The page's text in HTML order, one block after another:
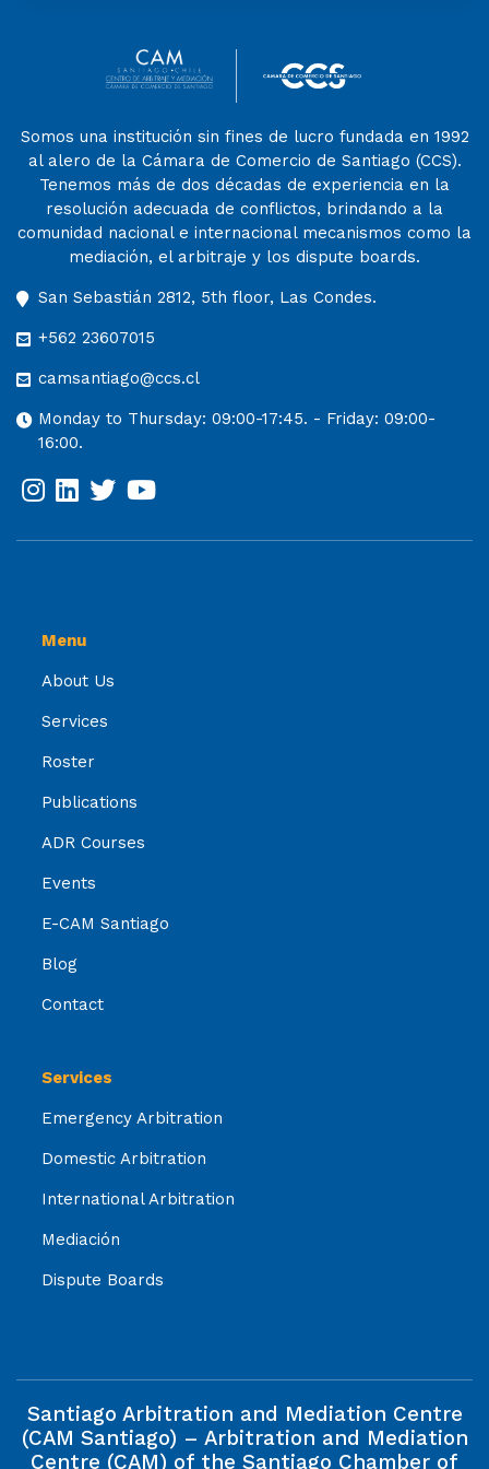
Somos una institución sin fines de lucro fundada en 1992
al alero de la Cámara de Comercio de Santiago (CCS).
Tenemos más de dos décadas de experiencia en la
resolución adecuada de conflictos, brindando a la
comunidad nacional e internacional mecanismos como la
mediación, el arbitraje y los dispute boards.
San Sebastián 2812, 5th floor, Las Condes.
+562 23607015
camsantiago@ccs.cl
Monday to Thursday: 09:00-17:45. - Friday: 09:00-
16:00.
Menu
About Us
Services
Roster
Publications
ADR Courses
Events
E-CAM Santiago
Blog
Contact
Services
Emergency Arbitration
Domestic Arbitration
International Arbitration
Mediación
Dispute Boards
Santiago Arbitration and Mediation Centre
(CAM Santiago) – Arbitration and Mediation
Centre (CAM) of the Santiago Chamber of